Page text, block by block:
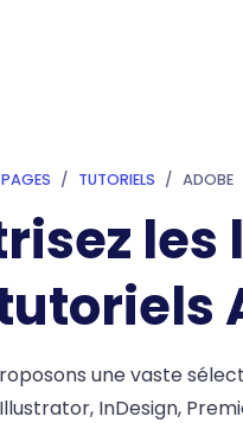
PAGES TUTORIELS ADOBE
les
une vaste
InDesign,